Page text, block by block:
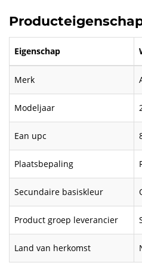
Eigenschap
Merk
Modeljaar
Ean upc
Plaatsbepaling
Secundaire basiskleur
Product groep leverancier
Land van herkomst